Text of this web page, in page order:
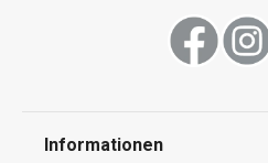
Informationen